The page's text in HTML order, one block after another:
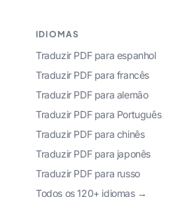
IDIOMAS
Traduzir PDF para espanhol
Traduzir PDF para francês
Traduzir PDF para alemão
Traduzir PDF para Português
Traduzir PDF para chinês
Traduzir PDF para japonês
Traduzir PDF para russo
Todos os 120+ idiomas →